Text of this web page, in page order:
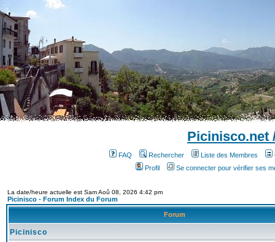
Picinisco.net
FAQ Rechercher Liste des Membres
Profil
Se connecter pour vérifier ses
La date/heure actuelle est Sam Aoû 08, 2026 4:42 pm
Picinisco - Forum Index du Forum
Forum
Picinisco